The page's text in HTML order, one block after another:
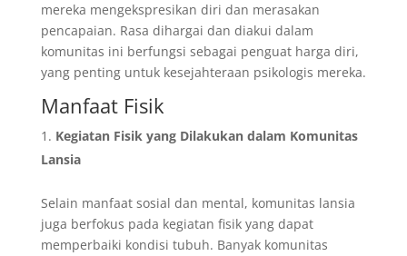
mereka mengekspresikan diri dan merasakan
pencapaian. Rasa dihargai dan diakui dalam
komunitas ini berfungsi sebagai penguat harga diri,
yang penting untuk kesejahteraan psikologis mereka.
Manfaat Fisik
Kegiatan Fisik yang Dilakukan dalam Komunitas
Lansia
Selain manfaat sosial dan mental, komunitas lansia
juga berfokus pada kegiatan fisik yang dapat
memperbaiki kondisi tubuh. Banyak komunitas